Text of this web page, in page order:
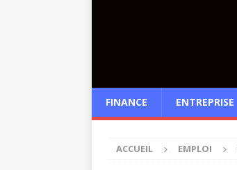
FINANCE ENTREPRISE
ACCUEIL EMPLOI